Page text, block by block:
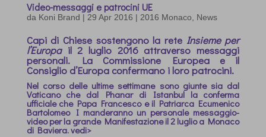
Video-messaggi e patrocini UE
da Koni Brand | 29 Apr 2016 | 2016 Monaco, News
Capi di Chiese sostengono la rete Insieme per
l’Europail 2 luglio 2016 attraverso messaggi
personali. La Commissione Europea e il
Consiglio d’Europa confermano i loro patrocini.
Nel corso delle ultime settimane sono giunte sia dal
Vaticano che dal Phanar di Istanbul la conferma
ufficiale che Papa Francesco e il Patriarca Ecumenico
Bartolomeo I manderanno un personale messaggio-
video per la grande Manifestazione il 2 luglio a Monaco
di Baviera.vedi>